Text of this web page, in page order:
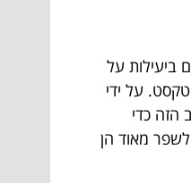
ביעילות על
על ידי
הזה כדי
מאוד הן